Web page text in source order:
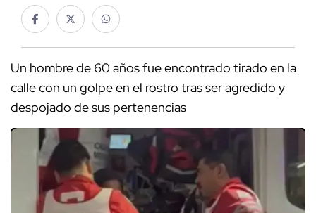
Un hombre de 60 años fue encontrado tirado en la
calle con un golpe en el rostro tras ser agredido y
despojado de sus pertenencias